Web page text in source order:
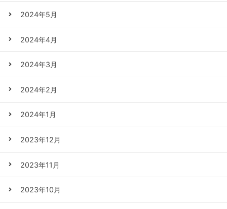
2024年5月
2024年4月
2024年3月
2024年2月
2024年1月
2023年12月
2023年11月
2023年10月